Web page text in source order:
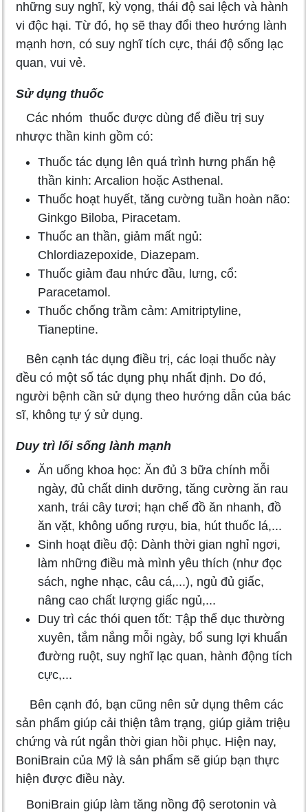
những suy nghĩ, kỳ vọng, thái độ sai lệch và hành
vi độc hại. Từ đó, họ sẽ thay đổi theo hướng lành
mạnh hơn, có suy nghĩ tích cực, thái độ sống lạc
quan, vui vẻ.
Sử dụng thuốc
Các nhóm thuốc được dùng để điều trị suy
nhược thần kinh gồm có:
Thuốc tác dụng lên quá trình hưng phấn hệ
thần kinh: Arcalion hoặc Asthenal.
Thuốc hoạt huyết, tăng cường tuần hoàn não:
Ginkgo Biloba, Piracetam.
Thuốc an thần, giảm mất ngủ:
Chlordiazepoxide, Diazepam.
Thuốc giảm đau nhức đầu, lưng, cổ:
Paracetamol.
Thuốc chống trầm cảm: Amitriptyline,
Tianeptine.
Bên cạnh tác dụng điều trị, các loại thuốc này
đều có một số tác dụng phụ nhất định. Do đó,
người bệnh cần sử dụng theo hướng dẫn của bác
sĩ, không tự ý sử dụng.
Duy trì lối sống lành mạnh
Ăn uống khoa học: Ăn đủ 3 bữa chính mỗi
ngày, đủ chất dinh dưỡng, tăng cường ăn rau
xanh, trái cây tươi; hạn chế đồ ăn nhanh, đồ
ăn vặt, không uống rượu, bia, hút thuốc lá,...
Sinh hoạt điều độ: Dành thời gian nghỉ ngơi,
làm những điều mà mình yêu thích (như đọc
sách, nghe nhạc, câu cá,...), ngủ đủ giấc,
nâng cao chất lượng giấc ngủ,...
Duy trì các thói quen tốt: Tập thể dục thường
xuyên, tắm nắng mỗi ngày, bổ sung lợi khuẩn
đường ruột, suy nghĩ lạc quan, hành động tích
cực,...
Bên cạnh đó, bạn cũng nên sử dụng thêm các
sản phẩm giúp cải thiện tâm trạng, giúp giảm triệu
chứng và rút ngắn thời gian hồi phục. Hiện nay,
BoniBrain của Mỹ là sản phẩm sẽ giúp bạn thực
hiện được điều này.
BoniBrain giúp làm tăng nồng độ serotonin và